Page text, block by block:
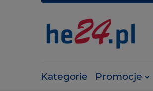
Kategorie Promocje